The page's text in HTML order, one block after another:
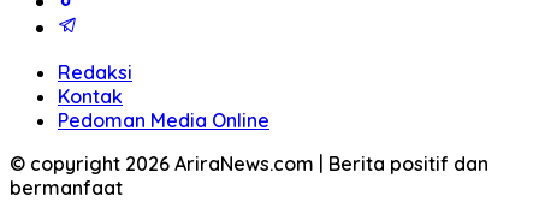
Redaksi
Kontak
Pedoman Media Online
© copyright 2026 AriraNews.com | Berita positif dan
bermanfaat